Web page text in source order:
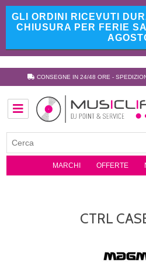
GLI ORDINI RICEVUTI
CHIUSURA PER FERIE
CONSEGNE IN 24/48 ORE -
MARCHI OFFERTE
CTRL